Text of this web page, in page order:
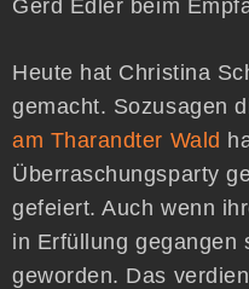
Gerd Edler beim
Heute hat Christina
gemacht. Sozusagen
am Tharandter Wald
Überraschungsparty
gefeiert. Auch wenn
in Erfüllung gegangen
geworden. Das